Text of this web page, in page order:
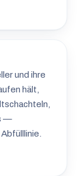
und ihre
hält,
—